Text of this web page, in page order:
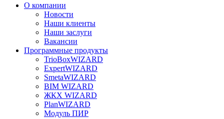
О компании
Новости
Наши клиенты
Наши заслуги
Вакансии
Программные продукты
TrioBoxWIZARD
ExpertWIZARD
SmetaWIZARD
BIM WIZARD
ЖКХ WIZARD
PlanWIZARD
Модуль ПИР